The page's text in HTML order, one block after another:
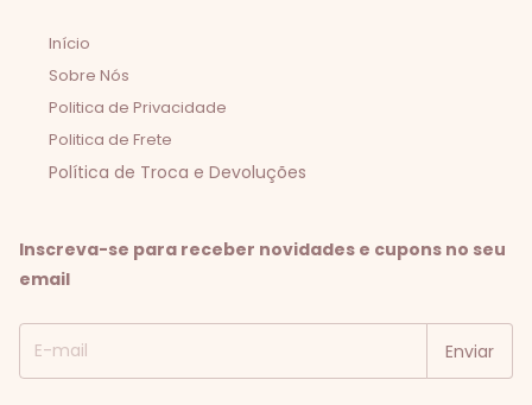
Início
Sobre Nós
Politica de Privacidade
Politica de Frete
Política de Troca e Devoluções
Inscreva-se para receber novidades e cupons no seu
email